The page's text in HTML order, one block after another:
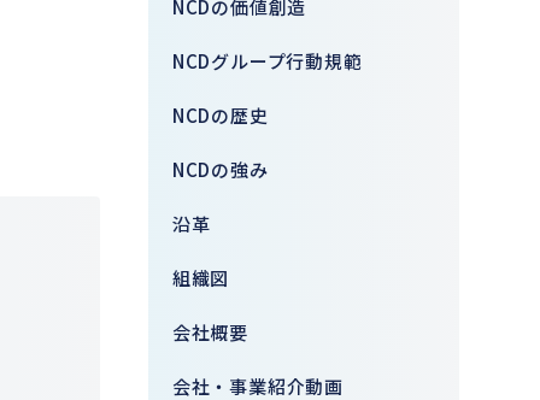
NCDの価値創造
NCDグループ行動規範
NCDの歴史
NCDの強み
沿革
組織図
会社概要
会社・事業紹介動画